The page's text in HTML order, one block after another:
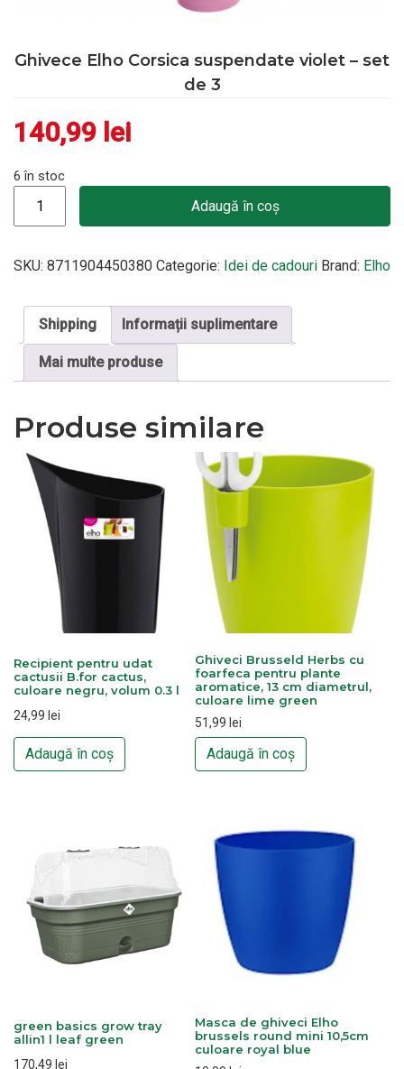
Ghivece Elho Corsica suspendate violet – set
de 3
140,99 lei
6 în stoc
Adaugă în coș
SKU: 8711904450380 Categorie: Idei de cadouri Brand: Elho
Shipping Informații suplimentare
Mai multe produse
Produse similare
Recipient pentru udat
cactusii B.for cactus,
culoare negru, volum 0.3 l
24,99 lei
Adaugă în coș
Ghiveci Brusseld Herbs cu
foarfeca pentru plante
aromatice, 13 cm diametrul,
culoare lime green
51,99 lei
Adaugă în coș
green basics grow tray
allin1 l leaf green
170,49 lei
Masca de ghiveci Elho
brussels round mini 10,5cm
culoare royal blue